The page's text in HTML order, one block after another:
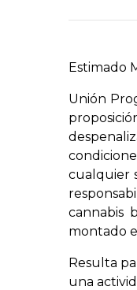
Estimado
Unión
cualquier
cannabis
montado
Resulta
una